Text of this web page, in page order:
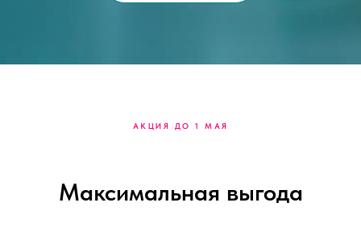
АКЦИЯ ДО 1 МАЯ
Максимальная выгода